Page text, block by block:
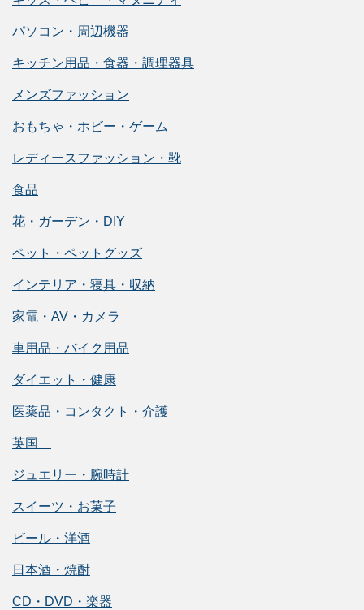
パソコン・周辺機器
キッチン用品・食器・調理器具
メンズファッション
おもちゃ・ホビー・ゲーム
レディースファッション・靴
食品
花・ガーデン・DIY
ペット・ペットグッズ
インテリア・寝具・収納
家電・AV・カメラ
車用品・バイク用品
ダイエット・健康
医薬品・コンタクト・介護
英国
ジュエリー・腕時計
スイーツ・お菓子
ビール・洋酒
日本酒・焼酎
CD・DVD・楽器